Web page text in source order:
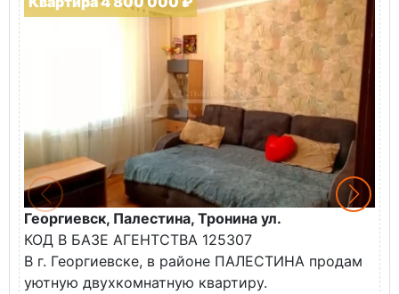
Георгиевск, Палестина, Тронина ул.
КОД В БАЗЕ АГЕНТСТВА 125307
В г. Георгиевске, в районе ПАЛЕСТИНА продам
уютную двухкомнатную квартиру.